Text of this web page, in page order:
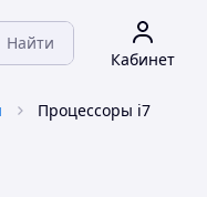
Найти
Кабинет
Процессоры i7